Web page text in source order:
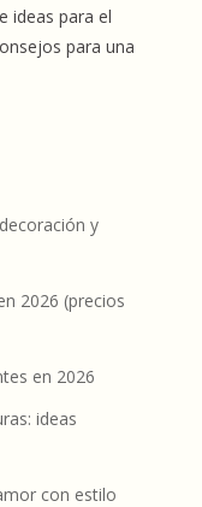
ideas para el
para una
y
2026 (precios
en 2026
ideas
con estilo